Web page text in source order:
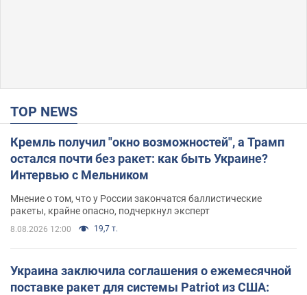
TOP NEWS
Кремль получил "окно возможностей", а Трамп
остался почти без ракет: как быть Украине?
Интервью с Мельником
Мнение о том, что у России закончатся баллистические
ракеты, крайне опасно, подчеркнул эксперт
8.08.2026 12:00 19,7 т.
Украина заключила соглашения о ежемесячной
поставке ракет для системы Patriot из США: